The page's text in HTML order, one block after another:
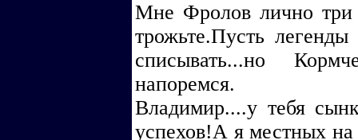
Мне Фролов лично три
трожьте.Пусть
списывать...но
напоремся.
Владимир....у тебя
успехов!А я местных